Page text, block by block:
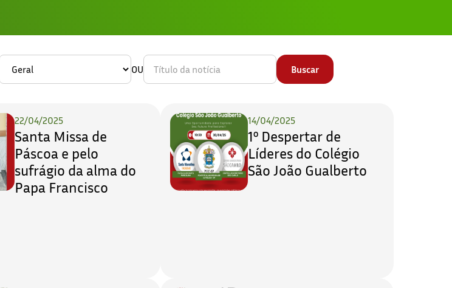
OU
22/04/2025
Santa Missa de
Páscoa e pelo
sufrágio da alma do
Papa Francisco
14/04/2025
1º Despertar de
Líderes do Colégio
São João Gualberto